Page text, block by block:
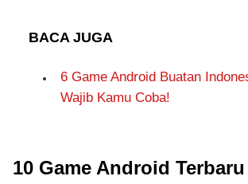
BACA JUGA
6 Game Android Buatan
Wajib Kamu Coba!
10 Game Android